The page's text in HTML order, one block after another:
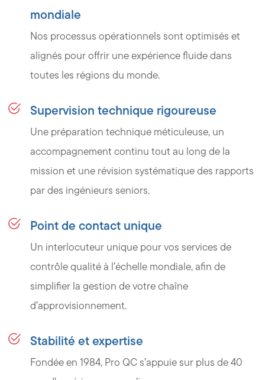
mondiale
Nos processus opérationnels sont optimisés et
alignés pour offrir une expérience fluide dans
toutes les régions du monde.
Supervision technique rigoureuse
Une préparation technique méticuleuse, un
accompagnement continu tout au long de la
mission et une révision systématique des rapports
par des ingénieurs seniors.
Point de contact unique
Un interlocuteur unique pour vos services de
contrôle qualité à l’échelle mondiale, afin de
simplifier la gestion de votre chaîne
d’approvisionnement.
Stabilité et expertise
Fondée en 1984, Pro QC s’appuie sur plus de 40